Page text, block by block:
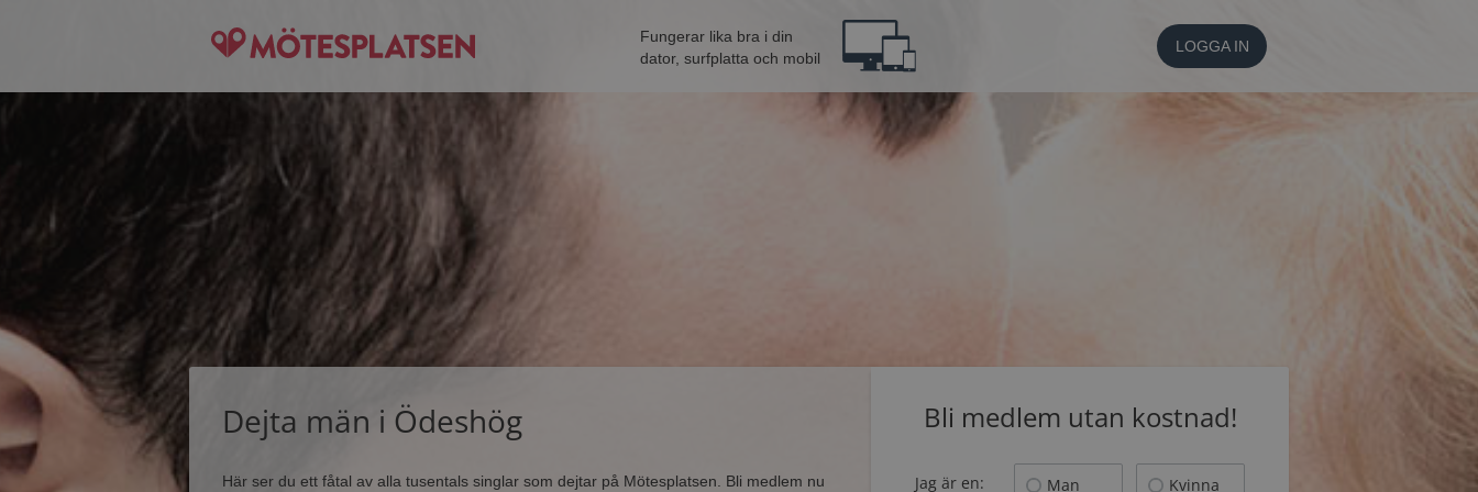
Fungerar lika bra i din
dator, surfplatta och mobil
LOGGA IN
Dejta män i Ödeshög
Här ser du ett fåtal av alla tusentals singlar som dejtar på Mötesplatsen. Bli medlem nu
Bli medlem utan kostnad!
Jag är en: Man Kvinna